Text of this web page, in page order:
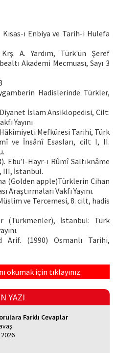
ı Enbiya ve Tarih-i Hulefa
A. Yardım, Türk'ün Şeref
Akademi Mecmuası, Sayı 3
Hadislerinde Türkler,
Diyanet İslam Ansiklopedisi, Cilt:
Yayını
Mefkûresi Tarihi, Türk
ve İnsânî Esasları, cilt I, II.
Ebu’l-Hayr-ı Rûmî Saltıknâme
III, İstanbul.
(Golden apple)Türklerin Cihan
Vakfı Yayını.
ve Tercemesi, 8. cilt, hadis
(Türkmenler), İstanbul: Türk
Arif. (1990) Osmanlı Tarihi,
okumak için tıklayınız.
YAZI
Farklı Cevaplar